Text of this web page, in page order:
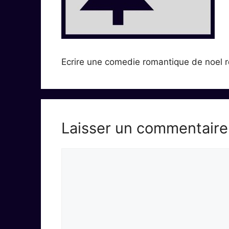
Ecrire une comedie romantique de noel
Laisser un commentaire